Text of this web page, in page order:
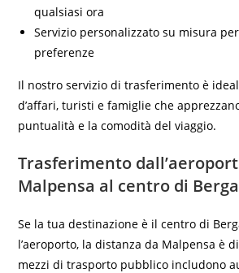
qualsiasi ora
Servizio personalizzato su misura
preferenze
Il nostro servizio di trasferimento è
d’affari, turisti e famiglie che
puntualità e la comodità del viaggio.
Trasferimento
Malpensa al centro di
Se la tua destinazione è il centro di
l’aeroporto, la distanza da Malpensa è
mezzi di trasporto pubblico includono